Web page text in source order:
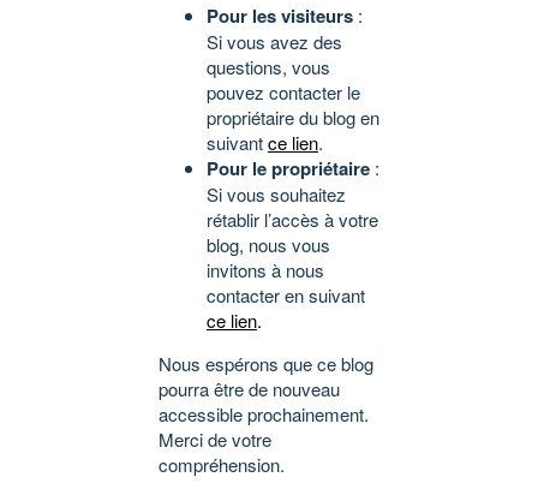
Pour les visiteurs :
Si vous avez des
questions, vous
pouvez contacter le
propriétaire du blog en
suivantce lien.
Pour le propriétaire :
Si vous souhaitez
rétablir l’accès à votre
blog, nous vous
invitons à nous
contacter en suivant
ce lien.
Nous espérons que ce blog
pourra être de nouveau
accessible prochainement.
Merci de votre
compréhension.